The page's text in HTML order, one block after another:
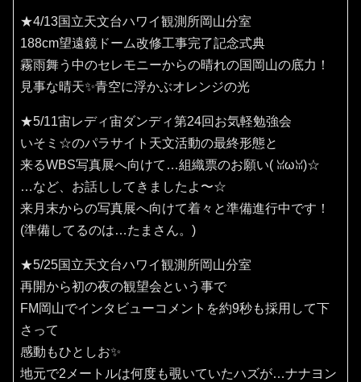
★4/13国立天文台ハワイ観測所岡山分室
188cm望遠鏡ドーム改修工事完了記念式典
霧雨舞う中のセレモニーからの晴れの国岡山の底力！
見事な晴天✨️青空に浮かぶオレンジの光
★5/11宙レディ宙ダンディ第24回お気軽勉強会
いそミ☆のパラサイト天文活動の最終形態と
来るWBS写真展へ向けて…組織票のお願い(⁠ ⁠ꈍ⁠ω⁠ꈍ⁠)☆
…など、お話ししてきましたよ〜☆
来月末からの写真展へ向けて着々と準備進行中です！
(準備してるのは…たまさん。)
★5/25国立天文台ハワイ観測所岡山分室
再開から初の夜の観望会という事で
FM岡山でインタビューコメントを約9秒も採用して下
さって
感動もひとしお✨️
地元で2メートルは何度も覗いていたハズが…ナナヨン